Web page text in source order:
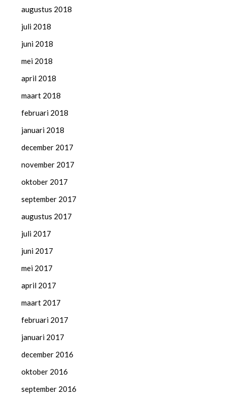
augustus 2018
juli 2018
juni 2018
mei 2018
april 2018
maart 2018
februari 2018
januari 2018
december 2017
november 2017
oktober 2017
september 2017
augustus 2017
juli 2017
juni 2017
mei 2017
april 2017
maart 2017
februari 2017
januari 2017
december 2016
oktober 2016
september 2016